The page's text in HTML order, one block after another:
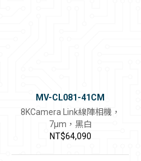
MV-CL081-41CM
8KCamera Link線陣相機，
7μm，黑白
NT$64,090